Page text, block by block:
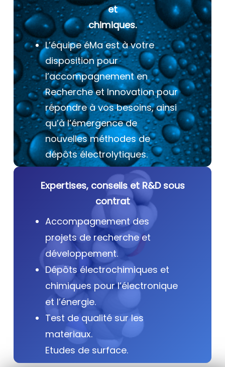
et
chimiques.
L’équipe éMa est à votre
disposition pour
l’accompagnement en
Recherche et Innovation pour
répondre à vos besoins, ainsi
qu’à l’émergence de
nouvelles méthodes de
dépôts électrolytiques.
Expertises, conseils et R&D sous
contrat
Accompagnement des
projets de recherche et
développement.
Dépôts électrochimiques et
chimiques pour l’électronique
et l’énergie.
Test de qualité sur les
materiaux.
Etudes de surface.